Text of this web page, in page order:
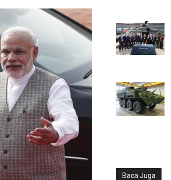
Baca Juga